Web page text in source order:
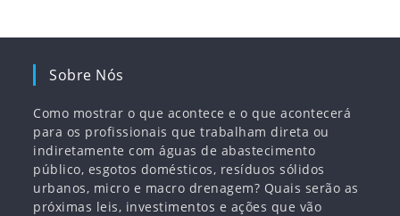
Sobre Nós
Como mostrar o que acontece e o que acontecerá
para os profissionais que trabalham direta ou
indiretamente com águas de abastecimento
público, esgotos domésticos, resíduos sólidos
urbanos, micro e macro drenagem? Quais serão as
próximas leis, investimentos e ações que vão